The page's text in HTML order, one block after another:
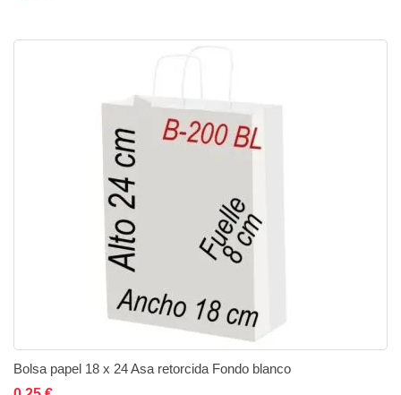
Bolsa papel 18 x 24 Asa retorcida Fondo blanco